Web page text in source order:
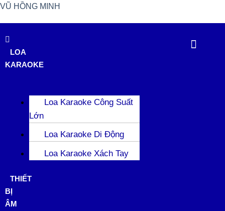
VŨ HỒNG MINH
LOA
KARAOKE
Loa Karaoke Công Suất
Lớn
Loa Karaoke Di Động
Loa Karaoke Xách Tay
THIẾT
BỊ
ÂM